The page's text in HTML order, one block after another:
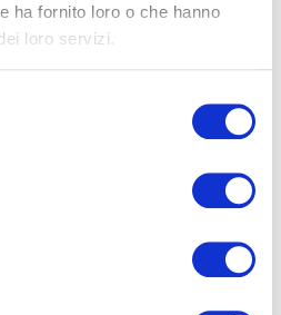
ha fornito loro o che hanno
loro servizi.